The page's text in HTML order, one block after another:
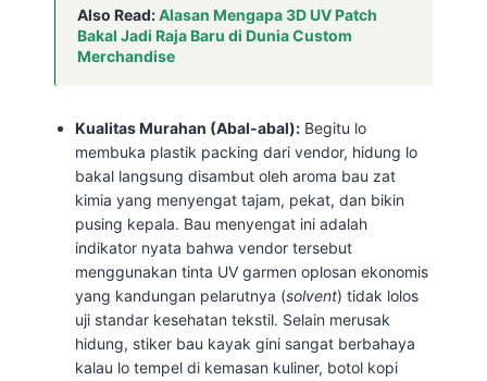
Also Read:Alasan Mengapa 3D UV Patch
Bakal Jadi Raja Baru di Dunia Custom
Merchandise
Kualitas Murahan (Abal-abal): Begitu lo
membuka plastik packing dari vendor, hidung lo
bakal langsung disambut oleh aroma bau zat
kimia yang menyengat tajam, pekat, dan bikin
pusing kepala. Bau menyengat ini adalah
indikator nyata bahwa vendor tersebut
menggunakan tinta UV garmen oplosan ekonomis
yang kandungan pelarutnya (solvent) tidak lolos
uji standar kesehatan tekstil. Selain merusak
hidung, stiker bau kayak gini sangat berbahaya
kalau lo tempel di kemasan kuliner, botol kopi